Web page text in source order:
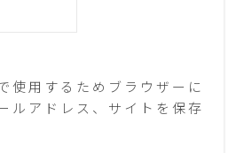
使用するためブラウザーに
ルアドレス、サイトを保存